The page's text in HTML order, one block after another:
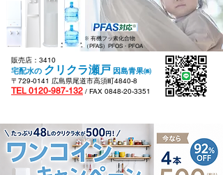
※ 有機フッ素化合物
（PFAS）PFOS・PFOA​​
販売店：3410
宅配水の クリクラ瀬戸 因島青果㈱
〒729-0141 広島県尾道市高須町4840-8
TEL 0120-987-132 / FAX 0848-20-3351